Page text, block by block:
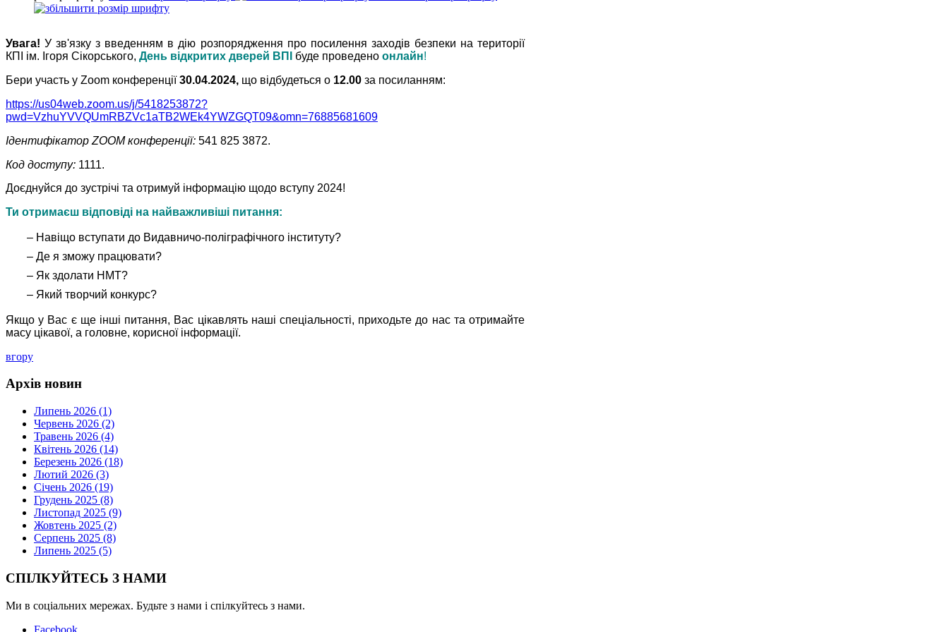
Увага!У зв'язку з введенням в дію розпорядження про посилення заходів безпеки на території
КПІ ім. Ігоря Сікорського, День відкритих дверей ВПІ буде проведено онлайн!
Бери участь у Zoom конференції30.04.2024, що відбудеться о 12.00 за посиланням:
https://us04web.zoom.us/j/5418253872?
pwd=VzhuYVVQUmRBZVc1aTB2WEk4YWZGQT09&omn=76885681609
Ідентифікатор ZOOM конференції: 541 825 3872.
Код доступу: 1111.
Доєднуйся до зустрічі та отримуй інформацію щодо вступу 2024!
Ти отримаєш відповіді на найважливіші питання:
– Навіщо вступати до Видавничо-поліграфічного інституту?
– Де я зможу працювати?
– Як здолати НМТ?
– Який творчий конкурс?
Якщо у Вас є ще інші питання, Вас цікавлять наші спеціальності, приходьте до нас та отримайте
масу цікавої, а головне, корисної інформації.
вгору
Архів новин
Липень 2026 (1)
Червень 2026 (2)
Травень 2026 (4)
Квітень 2026 (14)
Березень 2026 (18)
Лютий 2026 (3)
Січень 2026 (19)
Грудень 2025 (8)
Листопад 2025 (9)
Жовтень 2025 (2)
Серпень 2025 (8)
Липень 2025 (5)
СПІЛКУЙТЕСЬ З НАМИ
Ми в соціальних мережах. Будьте з нами і спілкуйтесь з нами.
Facebook